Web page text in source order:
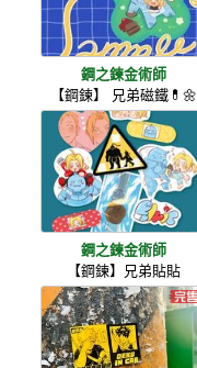
鋼之鍊金術師
【鋼鍊】 兄弟磁鐵💊🌼
鋼之鍊金術師
【鋼鍊】兄弟貼貼